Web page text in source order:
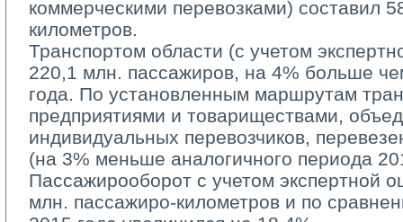
коммерческими перевозками) составил
километров.
Транспортом области (с учетом
220,1 млн. пассажиров, на 4% больше
года. По установленным маршрутам
предприятиями и товариществами,
индивидуальных перевозчиков,
(на 3% меньше аналогичного периода
Пассажирооборот с учетом экспертной
млн. пассажиро-километров и по